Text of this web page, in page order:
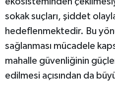
sokak suçları, şiddet
hedeflenmektedir. Bu
sağlanması mücadele
mahalle güvenliğinin
edilmesi açısından da